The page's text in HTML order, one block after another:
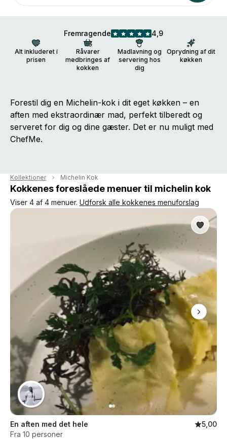
Fremragende 4,9
Alt inkluderet i
prisen
Råvarer
medbringes af
kokken
Madlavning og
servering hos
dig
Oprydning af dit
køkken
Forestil dig en Michelin-kok i dit eget køkken – en
aften med ekstraordinær mad, perfekt tilberedt og
serveret for dig og dine gæster. Det er nu muligt med
ChefMe.
Kollektioner Michelin Kok
Kokkenes foreslåede menuer til michelin kok
Viser 4 af 4 menuer. Udforsk alle kokkenes menuforslag
En aften med det hele
5,00
Fra 10 personer